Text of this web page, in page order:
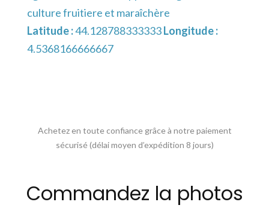
culture fruitiere et maraîchère
Latitude :44.128788333333Longitude :
4.5368166666667
Achetez en toute confiance grâce à notre paiement
sécurisé (délai moyen d’expédition 8 jours)
Commandez la photos